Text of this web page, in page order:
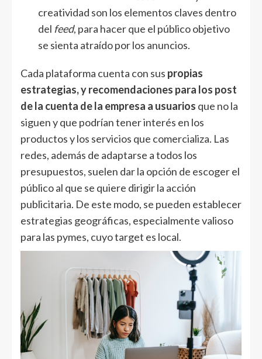
creatividad son los elementos claves dentro
del feed, para hacer que el público objetivo
se sienta atraído por los anuncios.
Cada plataforma cuenta con sus propias
estrategias, y recomendaciones para los post
de la cuenta de la empresa a usuarios que no la
siguen y que podrían tener interés en los
productos y los servicios que comercializa. Las
redes, además de adaptarse a todos los
presupuestos, suelen dar la opción de escoger el
público al que se quiere dirigir la acción
publicitaria. De este modo, se pueden establecer
estrategias geográficas, especialmente valioso
para las pymes, cuyo target es local.